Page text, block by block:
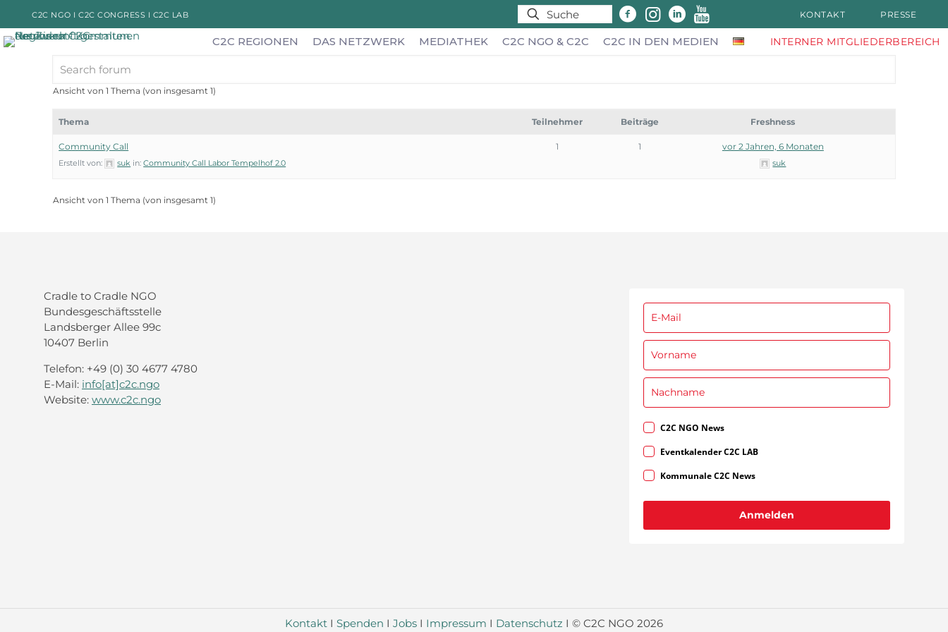
C2C NGO I C2C CONGRESS I C2C LAB KONTAKT PRESSE
C2C REGIONEN DAS NETZWERK MEDIATHEK C2C NGO & C2C C2C IN DEN MEDIEN INTERNER MITGLIEDERBEREICH
Ansicht von 1 Thema (von insgesamt 1)
Thema Teilnehmer Beiträge Freshness
Community Call
Erstellt von: suk in:Community Call Labor Tempelhof 2.0
1 1 vor 2 Jahren, 6 Monaten
suk
Ansicht von 1 Thema (von insgesamt 1)
Cradle to Cradle NGO
Bundesgeschäftsstelle
Landsberger Allee 99c
10407 Berlin
Telefon: +49 (0) 30 4677 4780
E-Mail: info[at]c2c.ngo
Website: www.c2c.ngo
C2C NGO News
Eventkalender C2C LAB
Kommunale C2C News
Anmelden
Kontakt I Spenden I Jobs I Impressum I Datenschutz I © C2C NGO 2026